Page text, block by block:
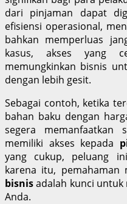
dari pinjaman dapat
efisiensi operasional,
bahkan memperluas
kasus, akses yang
memungkinkan bisnis
dengan lebih gesit.
Sebagai contoh, ketika
bahan baku dengan
segera memanfaatkan
memiliki akses kepada
yang cukup, peluang
karena itu, pemahaman
bisnisadalah kunci untuk
Anda.